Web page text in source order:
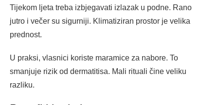
Tijekom ljeta treba izbjegavati izlazak u podne. Rano
jutro i večer su sigurniji. Klimatiziran prostor je velika
prednost.
U praksi, vlasnici koriste maramice za nabore. To
smanjuje rizik od dermatitisa. Mali rituali čine veliku
razliku.